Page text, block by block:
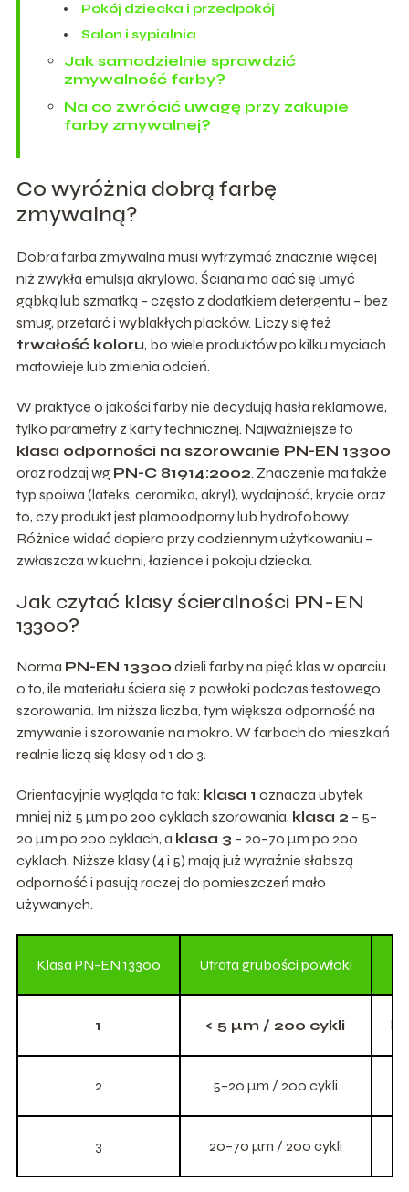
Pokój dziecka i przedpokój
Salon i sypialnia
Jak samodzielnie sprawdzić
zmywalność farby?
Na co zwrócić uwagę przy zakupie
farby zmywalnej?
Co wyróżnia dobrą farbę
zmywalną?
Dobra farba zmywalna musi wytrzymać znacznie więcej
niż zwykła emulsja akrylowa. Ściana ma dać się umyć
gąbką lub szmatką – często z dodatkiem detergentu – bez
smug, przetarć i wyblakłych placków. Liczy się też
trwałość koloru, bo wiele produktów po kilku myciach
matowieje lub zmienia odcień.
W praktyce o jakości farby nie decydują hasła reklamowe,
tylko parametry z karty technicznej. Najważniejsze to
klasa odporności na szorowanie PN-EN 13300
oraz rodzaj wg PN-C 81914:2002. Znaczenie ma także
typ spoiwa (lateks, ceramika, akryl), wydajność, krycie oraz
to, czy produkt jest plamoodporny lub hydrofobowy.
Różnice widać dopiero przy codziennym użytkowaniu –
zwłaszcza w kuchni, łazience i pokoju dziecka.
Jak czytać klasy ścieralności PN-EN
13300?
Norma PN-EN 13300 dzieli farby na pięć klas w oparciu
o to, ile materiału ściera się z powłoki podczas testowego
szorowania. Im niższa liczba, tym większa odporność na
zmywanie i szorowanie na mokro. W farbach do mieszkań
realnie liczą się klasy od 1 do 3.
Orientacyjnie wygląda to tak: klasa 1 oznacza ubytek
mniej niż 5 μm po 200 cyklach szorowania, klasa 2 – 5–
20 μm po 200 cyklach, a klasa 3 – 20–70 μm po 200
cyklach. Niższe klasy (4 i 5) mają już wyraźnie słabszą
odporność i pasują raczej do pomieszczeń mało
używanych.
Klasa PN-EN 13300 Utrata grubości powłoki
1 < 5 μm / 200 cykli
2 5–20 μm / 200 cykli
3 20–70 μm / 200 cykli